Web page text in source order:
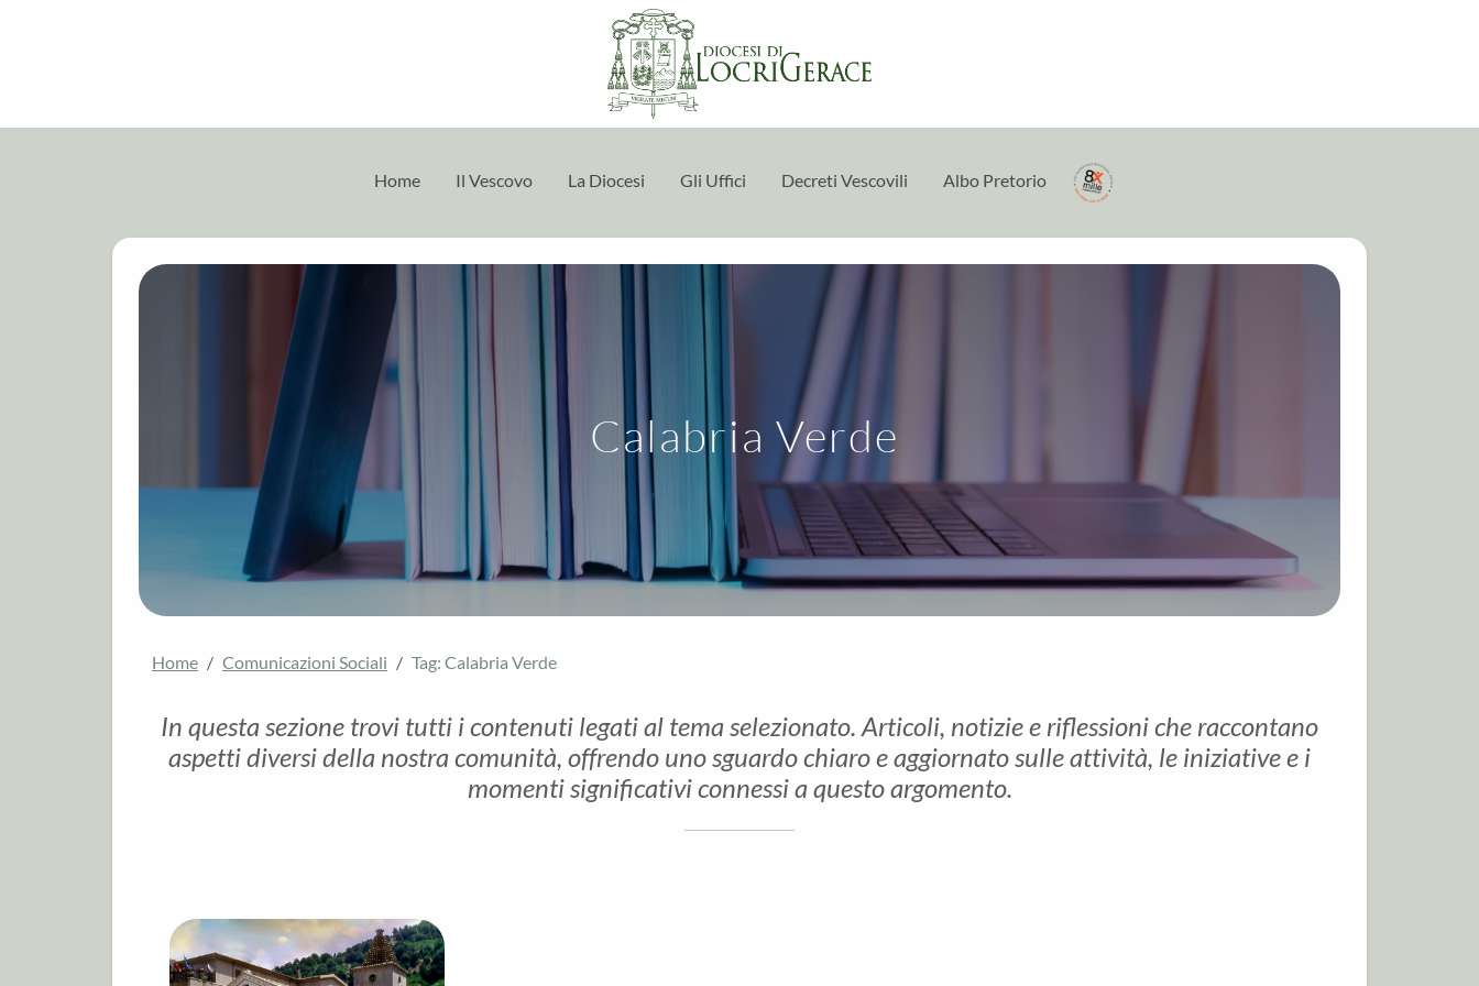
Home Il Vescovo La Diocesi Gli Uffici Decreti Vescovili Albo Pretorio
Calabria Verde
Home Comunicazioni Sociali Tag: Calabria Verde
In questa sezione trovi tutti i contenuti legati al tema selezionato. Articoli, notizie e riflessioni che raccontano
aspetti diversi della nostra comunità, offrendo uno sguardo chiaro e aggiornato sulle attività, le iniziative e i
momenti significativi connessi a questo argomento.